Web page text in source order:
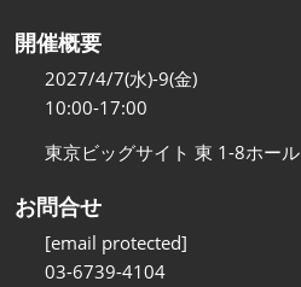
開催概要
2027/4/7(水)-9(金)
10:00-17:00
東京ビッグサイト 東 1-8ホール
お問合せ
[email protected]
03-6739-4104